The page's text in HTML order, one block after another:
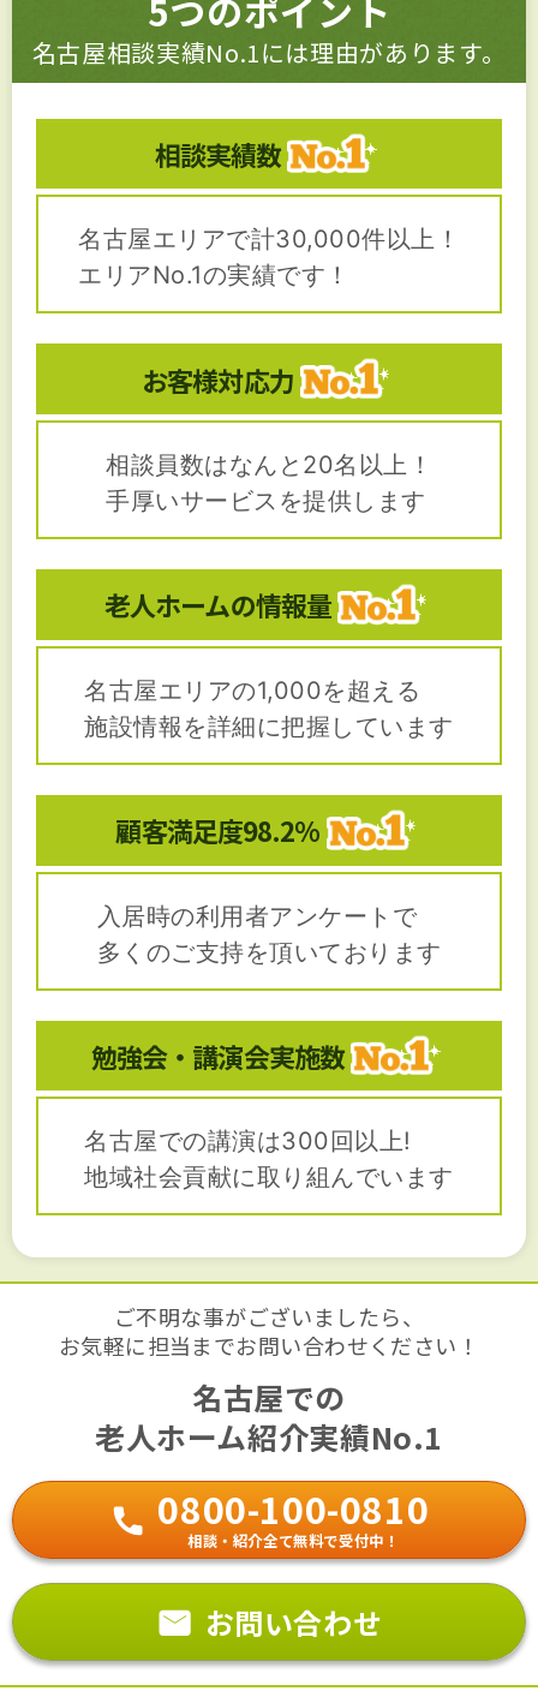
名古屋相談実績No.1には理由があります。
相談実績数
名古屋エリアで計30,000件以上！
エリアNo.1の実績です！
お客様対応力
相談員数はなんと20名以上！
手厚いサービスを提供します
老人ホームの情報量
名古屋エリアの1,000を超える
施設情報を詳細に把握しています
顧客満足度98.2%
入居時の利用者アンケートで
多くのご支持を頂いております
勉強会・講演会実施数
名古屋での講演は300回以上!
地域社会貢献に取り組んでいます
ご不明な事がございましたら、
お気軽に担当までお問い合わせください！
名古屋での
老人ホーム紹介実績No.1
0800-100-0810
相談・紹介全て無料で受付中！
お問い合わせ